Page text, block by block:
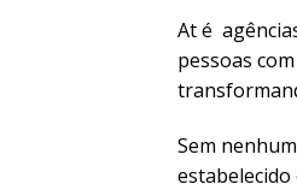
At é
pessoas
Sem